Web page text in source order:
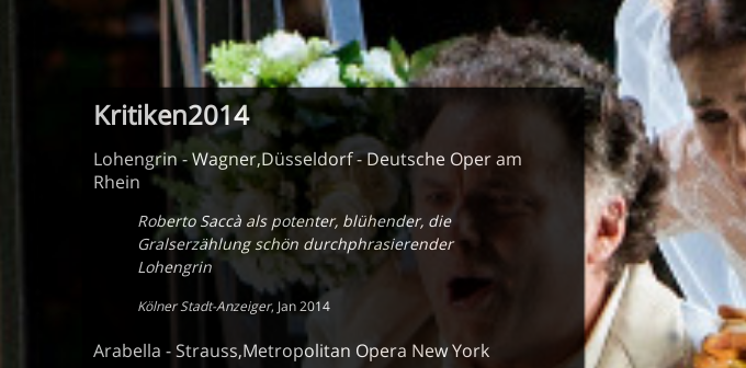
Kritiken2014
Lohengrin - Wagner,Düsseldorf - Deutsche Oper am
Rhein
Roberto Saccà als potenter, blühender, die
Gralserzählung schön durchphrasierender
Lohengrin
Kölner Stadt-Anzeiger, Jan 2014
Arabella - Strauss,Metropolitan Opera New York